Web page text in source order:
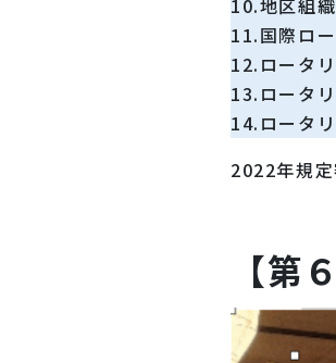
10.地区組
11.国際ロ
12.ロータ
13.ロータ
14.ロータ
2022年規
【第